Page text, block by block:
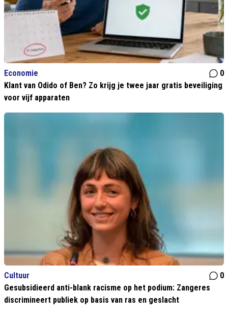
Economie
0
Klant van Odido of Ben? Zo krijg je twee jaar gratis beveiliging
voor vijf apparaten
Cultuur
0
Gesubsidieerd anti-blank racisme op het podium: Zangeres
discrimineert publiek op basis van ras en geslacht